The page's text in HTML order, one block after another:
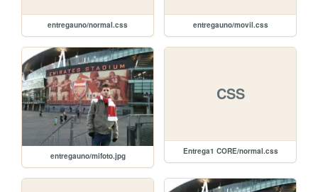
entregauno/normal.css entregauno/movil.css
entregauno/mifoto.jpg
CSS
Entrega1 CORE/normal.css